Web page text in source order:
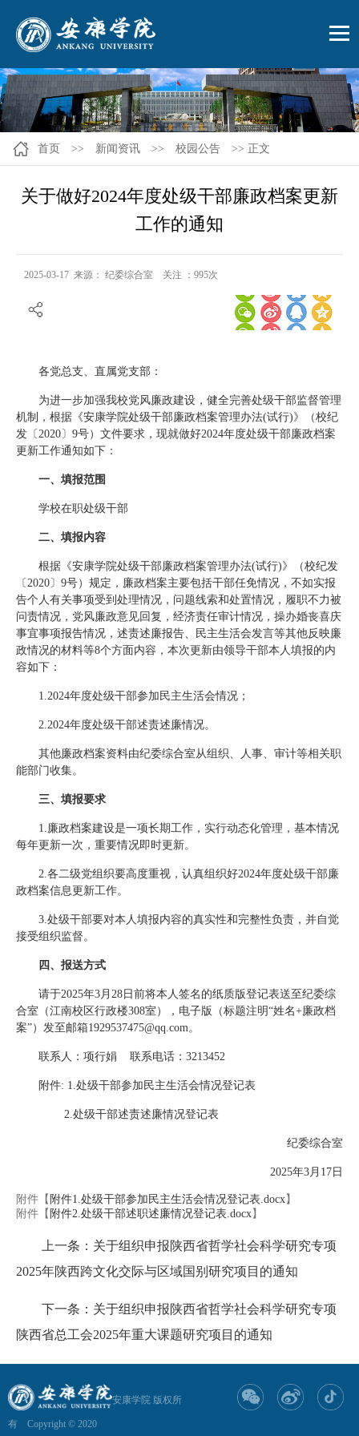
首页 >> 新闻资讯 >> 校园公告 >> 正文
关于做好2024年度处级干部廉政档案更新
工作的通知
2025-03-17 来源： 纪委综合室 关注 ： 995次
各党总支、直属党支部：
为进一步加强我校党风廉政建设，健全完善处级干部监督管理
机制，根据《安康学院处级干部廉政档案管理办法(试行)》（校纪
发〔2020〕9号）文件要求，现就做好2024年度处级干部廉政档案
更新工作通知如下：
一、填报范围
学校在职处级干部
二、填报内容
根据《安康学院处级干部廉政档案管理办法(试行)》（校纪发
〔2020〕9号）规定，廉政档案主要包括干部任免情况，不如实报
告个人有关事项受到处理情况，问题线索和处置情况，履职不力被
问责情况，党风廉政意见回复，经济责任审计情况，操办婚丧喜庆
事宜事项报告情况，述责述廉报告、民主生活会发言等其他反映廉
政情况的材料等8个方面内容，本次更新由领导干部本人填报的内
容如下：
1.2024年度处级干部参加民主生活会情况；
2.2024年度处级干部述责述廉情况。
其他廉政档案资料由纪委综合室从组织、人事、审计等相关职
能部门收集。
三、填报要求
1.廉政档案建设是一项长期工作，实行动态化管理，基本情况
每年更新一次，重要情况即时更新。
2.各二级党组织要高度重视，认真组织好2024年度处级干部廉
政档案信息更新工作。
3.处级干部要对本人填报内容的真实性和完整性负责，并自觉
接受组织监督。
四、报送方式
请于2025年3月28日前将本人签名的纸质版登记表送至纪委综
合室（江南校区行政楼308室），电子版（标题注明“姓名+廉政档
案”）发至邮箱1929537475@qq.com。
联系人：项行娟 联系电话：3213452
附件: 1.处级干部参加民主生活会情况登记表
2.处级干部述责述廉情况登记表
纪委综合室
2025年3月17日
附件【 附件1.处级干部参加民主生活会情况登记表.docx 】
附件【 附件2.处级干部述职述廉情况登记表.docx 】
上一条：关于组织申报陕西省哲学社会科学研究专项
2025年陕西跨文化交际与区域国别研究项目的通知
下一条：关于组织申报陕西省哲学社会科学研究专项
陕西省总工会2025年重大课题研究项目的通知
安康学院 版权所
有 Copyright © 2020